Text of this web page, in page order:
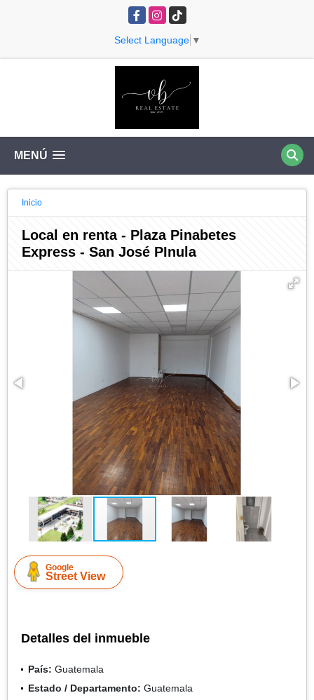
FacebookInstagram
TikTok
Select Language ▼
MENÚ
Inicio
Local en renta - Plaza Pinabetes
Express - San José PInula
Google
Street View
Detalles del inmueble
País: Guatemala
Estado / Departamento: Guatemala